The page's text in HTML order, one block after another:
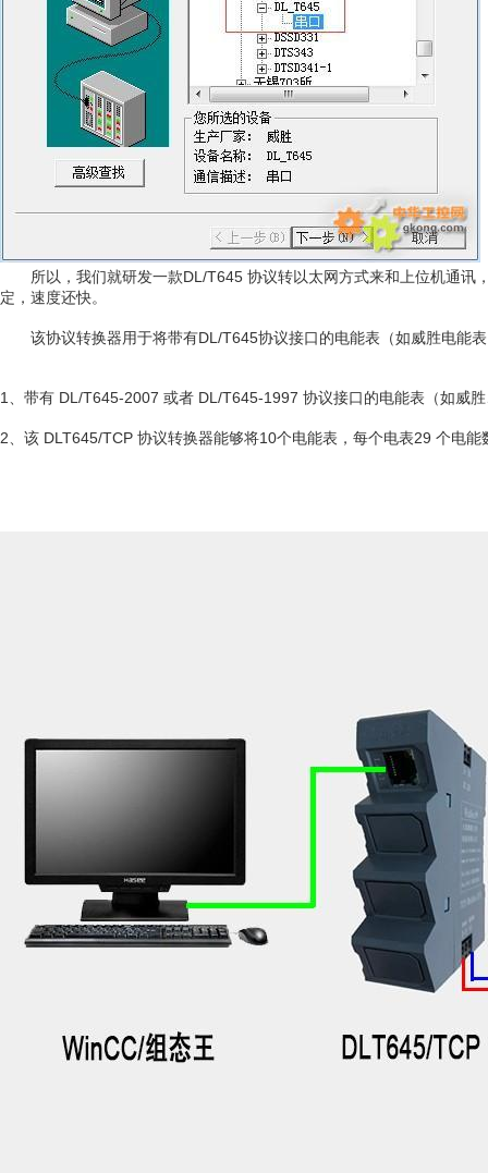
所以，我们就研发一款DL/T645 协议转以太网方式来和上位机通讯
定，速度还快。
该协议转换器用于将带有DL/T645协议接口的电能表（如威胜电能
1、带有 DL/T645-2007 或者 DL/T645-1997 协议接口的电能表（如威
2、该 DLT645/TCP 协议转换器能够将10个电能表，每个电表29 个电